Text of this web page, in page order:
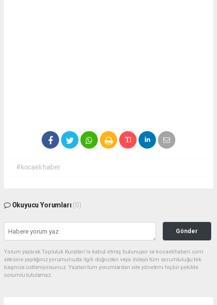
#kocaeli haber
Okuyucu Yorumları (0)
Gönder
Yorum yazarak Topluluk Kuralları’nı kabul etmiş bulunuyor ve kocaelihaberi.com
sitesine yaptığınız yorumunuzla ilgili doğrudan veya dolaylı tüm sorumluluğu tek
başınıza üstleniyorsunuz. Yazılan tüm yorumlardan site yönetimi hiçbir şekilde
sorumlu tutulamaz.